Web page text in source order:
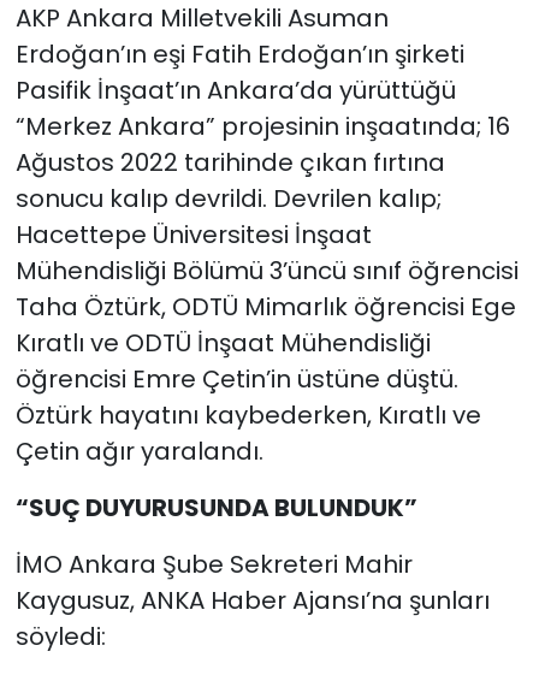
AKP Ankara Milletvekili Asuman
Erdoğan’ın eşi Fatih Erdoğan’ın şirketi
Pasifik İnşaat’ın Ankara’da yürüttüğü
“Merkez Ankara” projesinin inşaatında; 16
Ağustos 2022 tarihinde çıkan fırtına
sonucu kalıp devrildi. Devrilen kalıp;
Hacettepe Üniversitesi İnşaat
Mühendisliği Bölümü 3’üncü sınıf öğrencisi
Taha Öztürk, ODTÜ Mimarlık öğrencisi Ege
Kıratlı ve ODTÜ İnşaat Mühendisliği
öğrencisi Emre Çetin’in üstüne düştü.
Öztürk hayatını kaybederken, Kıratlı ve
Çetin ağır yaralandı.
“SUÇ DUYURUSUNDA BULUNDUK”
İMO Ankara Şube Sekreteri Mahir
Kaygusuz, ANKA Haber Ajansı’na şunları
söyledi: